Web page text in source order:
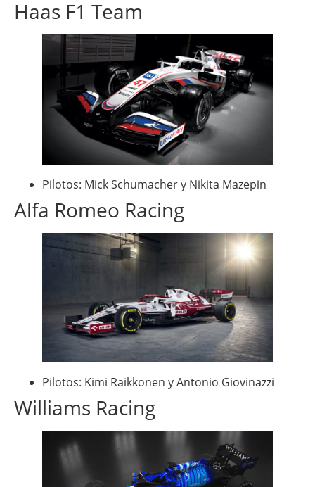
Haas F1 Team
Pilotos: Mick Schumacher y Nikita Mazepin
Alfa Romeo Racing
Pilotos: Kimi Raikkonen y Antonio Giovinazzi
Williams Racing